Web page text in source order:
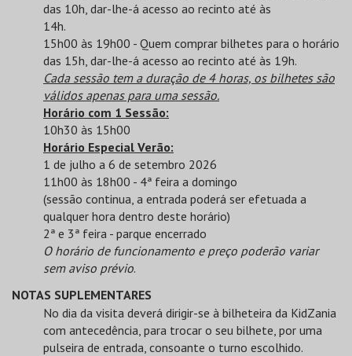
das 10h, dar-lhe-á acesso ao recinto até às
14h.
15h00 às 19h00 - Quem comprar bilhetes para o horário
das 15h, dar-lhe-á acesso ao recinto até às 19h.
Cada sessão tem a duração de 4 horas, os bilhetes são
válidos apenas para uma sessão.
Horário com 1 Sessão:
10h30 às 15h00
Horário Especial Verão:
1 de julho a 6 de setembro 2026
11h00 às 18h00 - 4ª feira a domingo
(sessão continua, a entrada poderá ser efetuada a
qualquer hora dentro deste horário)
2ª e 3ª feira - parque encerrado
O horário de funcionamento e preço poderão variar
sem aviso prévio.
NOTAS SUPLEMENTARES
No dia da visita deverá dirigir-se à bilheteira da KidZania
com antecedência, para trocar o seu bilhete, por uma
pulseira de entrada, consoante o turno escolhido.